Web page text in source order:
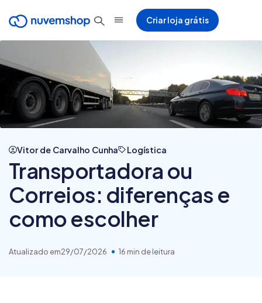
Criar loja grátis
Vitor de Carvalho Cunha Logística
Transportadora ou
Correios: diferenças e
como escolher
Atualizado em29/07/2026 16 min de leitura